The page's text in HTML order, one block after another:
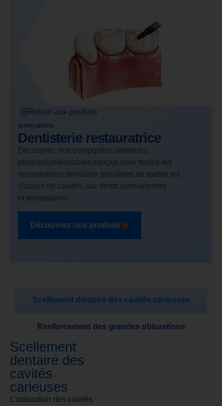
Retour aux produits
DISPOSITIFS
Dentisterie restauratrice
Découvrez nos composites dentaires
photopolymérisables conçus pour toutes les
restaurations dentaires possibles de toutes les
classes de cavités, sur dents permanentes
et temporaires.
Découvrez nos produits
Scellement dentaire des cavités carieuses
Renforcement des grandes obturations
Scellement
dentaire des
cavités
carieuses
L’obturation des cavités